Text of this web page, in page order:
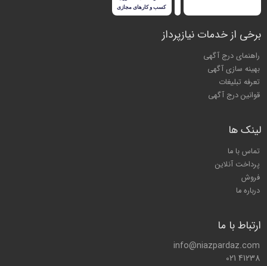
برخی از خدمات نیازپرداز
راهنمای درج آگهی
بهینه سازی آگهی
تعرفه تبلیغات
قوانین درج آگهی
لینک ها
تماس با ما
پرداخت آنلاین
فروش
درباره ما
ارتباط با ما
info@niazpardaz.com
021 41238